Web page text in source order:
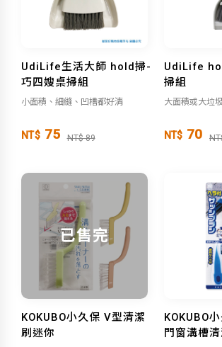
UdiLife生活大師 hold掃-
巧四嫂桌掃組
小面積、細縫、凹槽都好清
NT$ 75 NT$ 89
UdiLife
掃組
大面積或大垃
NT$ 70
已售完
KOKUBO小久保 V型清潔
刷迷你
KOKUBO
門窗溝槽清